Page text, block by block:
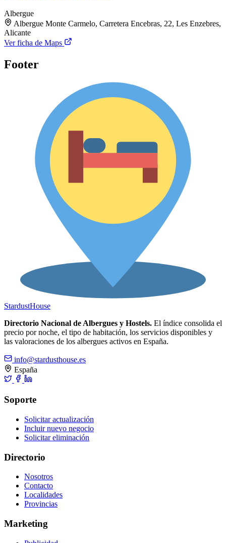
Albergue
Albergue Monte Carmelo, Carretera Encebras, 22, Les Enzebres,
Alicante
Ver ficha de Maps
Footer
StardustHouse
Directorio Nacional de Albergues y Hostels. El índice consolida el
precio por noche, el tipo de habitación, los servicios disponibles y
las valoraciones de los albergues activos en España.
info@stardusthouse.es
España
Soporte
Solicitar actualización
Incluir nuevo negocio
Solicitar eliminación
Directorio
Nosotros
Contacto
Localidades
Provincias
Marketing